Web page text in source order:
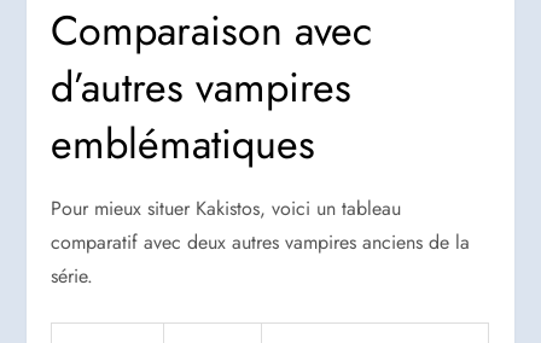
Comparaison avec
d’autres vampires
emblématiques
Pour mieux situer Kakistos, voici un tableau
comparatif avec deux autres vampires anciens de la
série.